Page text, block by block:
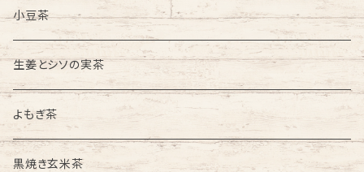
小豆茶
生姜とシソの実茶
よもぎ茶
黒焼き玄米茶